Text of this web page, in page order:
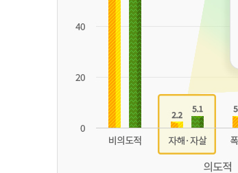
('19)